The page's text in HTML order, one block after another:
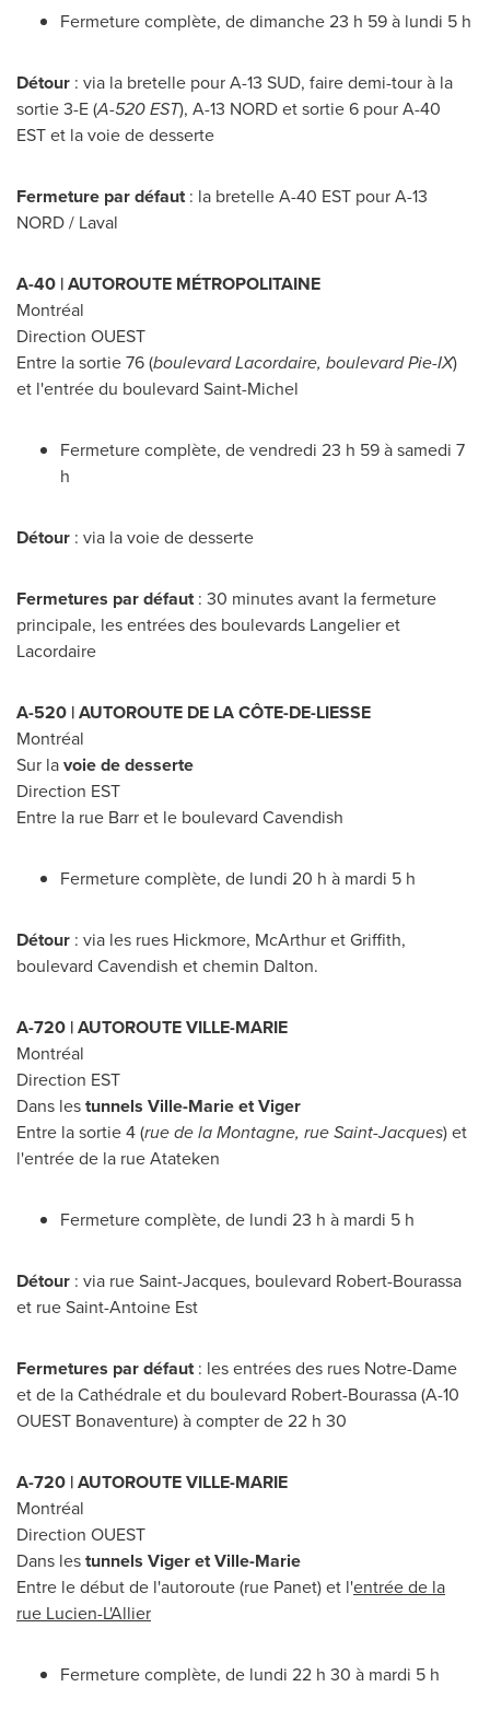
Fermeture complète, de dimanche 23 h 59 à lundi 5 h
Détour : via la bretelle pour A-13 SUD, faire demi-tour à la
sortie 3-E (A-520 EST), A-13 NORD et sortie 6 pour A-40
EST et la voie de desserte
Fermeture par défaut: la bretelle A-40 EST pour A-13
NORD / Laval
A-40 | AUTOROUTE MÉTROPOLITAINE
Montréal
Direction OUEST
Entre la sortie 76 (boulevard Lacordaire, boulevard Pie-IX)
et l'entrée du boulevard Saint-Michel
Fermeture complète, de vendredi 23 h 59 à samedi 7
h
Détour : via la voie de desserte
Fermetures par défaut: 30 minutes avant la fermeture
principale, les entrées des boulevards Langelier et
Lacordaire
A-520 | AUTOROUTE DE LA CÔTE-DE-LIESSE
Montréal
Sur lavoie de desserte
Direction EST
Entre la rue Barr et le boulevard Cavendish
Fermeture complète, de lundi 20 h à mardi 5 h
Détour : via les rues Hickmore, McArthur et Griffith,
boulevard Cavendish et chemin Dalton.
A-720 | AUTOROUTEVILLE-MARIE
Montréal
Direction EST
Dans lestunnels Ville-Marieet Viger
Entre la sortie 4 (rue de la Montagne, rueSaint-Jacques) et
l'entrée de la rue Atateken
Fermeture complète, de lundi 23 h à mardi 5 h
Détour : via rue Saint-Jacques, boulevard Robert-Bourassa
et rue Saint-Antoine Est
Fermetures par défaut: les entrées des rues Notre-Dame
et de la Cathédrale et du boulevard Robert-Bourassa (A-10
OUEST Bonaventure) à compter de 22 h 30
A-720 | AUTOROUTEVILLE-MARIE
Montréal
Direction OUEST
Dans lestunnels Viger etVille-Marie
Entre le début de l'autoroute (rue Panet) et l'entrée de la
rue Lucien-L'Allier
Fermeture complète, de lundi 22 h 30 à mardi 5 h